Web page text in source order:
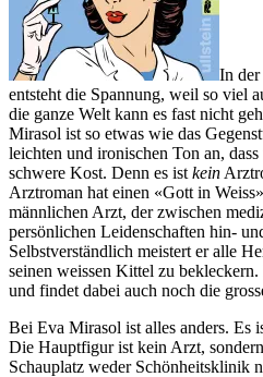
In der
entsteht die Spannung, weil so viel
die ganze Welt kann es fast nicht
Mirasol ist so etwas wie das
leichten und ironischen Ton an,
schwere Kost. Denn es ist kein
Arztroman hat einen «Gott in
männlichen Arzt, der zwischen
persönlichen Leidenschaften hin-
Selbstverständlich meistert er alle
seinen weissen Kittel zu
und findet dabei auch noch die
Bei Eva Mirasol ist alles anders. Es
Die Hauptfigur ist kein Arzt,
Schauplatz weder Schönheitsklinik